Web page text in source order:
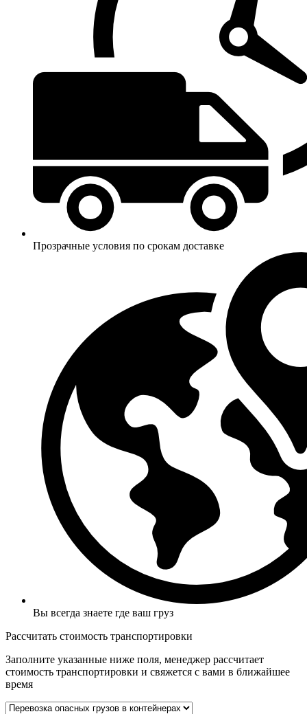
Прозрачные условия по срокам доставке
Вы всегда знаете где ваш груз
Рассчитать стоимость транспортировки
Заполните указанные ниже поля, менеджер рассчитает
стоимость транспортировки и свяжется с вами в ближайшее
время